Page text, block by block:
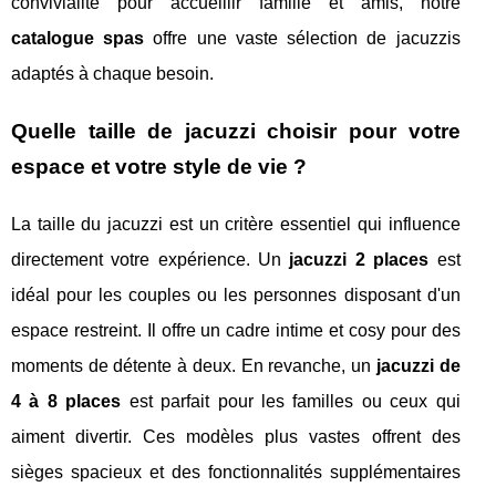
catalogue spas offre une vaste sélection de jacuzzis
adaptés à chaque besoin.
Quelle taille de jacuzzi choisir pour votre
espace et votre style de vie ?
La taille du jacuzzi est un critère essentiel qui influence
directement votre expérience. Un jacuzzi 2 places est
idéal pour les couples ou les personnes disposant d'un
espace restreint. Il offre un cadre intime et cosy pour des
moments de détente à deux. En revanche, un jacuzzi de
4 à 8 places est parfait pour les familles ou ceux qui
aiment divertir. Ces modèles plus vastes offrent des
sièges spacieux et des fonctionnalités supplémentaires